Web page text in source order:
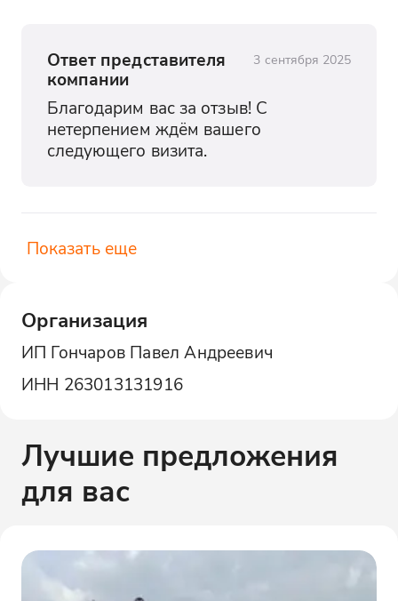
Ответ представителя
компании
3 сентября 2025
Благодарим вас за отзыв! С
нетерпением ждём вашего
следующего визита.
Показать еще
Организация
ИП Гончаров Павел Андреевич
ИНН 263013131916
Лучшие предложения
для вас